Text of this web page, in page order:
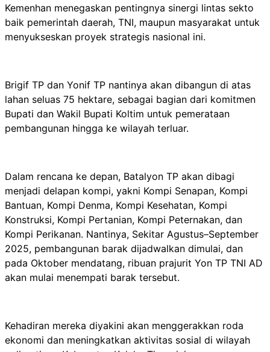
Kemenhan menegaskan pentingnya sinergi lintas sekto
baik pemerintah daerah, TNI, maupun masyarakat untuk
menyukseskan proyek strategis nasional ini.
Brigif TP dan Yonif TP nantinya akan dibangun di atas
lahan seluas 75 hektare, sebagai bagian dari komitmen
Bupati dan Wakil Bupati Koltim untuk pemerataan
pembangunan hingga ke wilayah terluar.
Dalam rencana ke depan, Batalyon TP akan dibagi
menjadi delapan kompi, yakni Kompi Senapan, Kompi
Bantuan, Kompi Denma, Kompi Kesehatan, Kompi
Konstruksi, Kompi Pertanian, Kompi Peternakan, dan
Kompi Perikanan. Nantinya, Sekitar Agustus–September
2025, pembangunan barak dijadwalkan dimulai, dan
pada Oktober mendatang, ribuan prajurit Yon TP TNI AD
akan mulai menempati barak tersebut.
Kehadiran mereka diyakini akan menggerakkan roda
ekonomi dan meningkatkan aktivitas sosial di wilayah